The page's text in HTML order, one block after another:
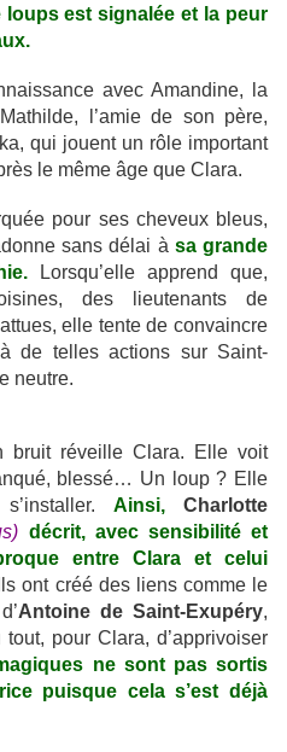
loups est signalée et la peur
avec Amandine, la
l’amie de son père,
qui jouent un rôle important
le même âge que Clara.
pour ses cheveux bleus,
sans délai à sa grande
Lorsqu’elle apprend que,
des lieutenants de
elle tente de convaincre
de telles actions sur Saint-
neutre.
bruit réveille Clara. Elle voit
blessé… Un loup ? Elle
Ainsi,
Charlotte
décrit, avec sensibilité et
entre Clara et celui
Ils ont créé des liens comme le
d’Antoine de Saint-Exupéry,
pour Clara, d’apprivoiser
ne sont pas sortis
puisque cela s’est déjà